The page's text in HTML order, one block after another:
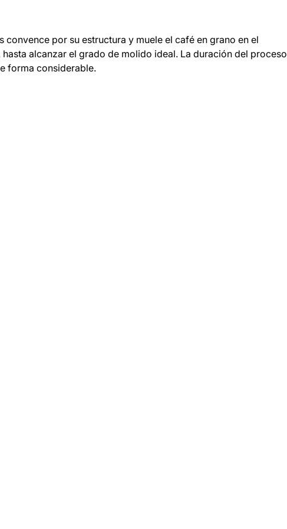
convence por su estructura y muele el café en grano en el
alcanzar el grado de molido ideal. La duración del proceso
forma considerable.